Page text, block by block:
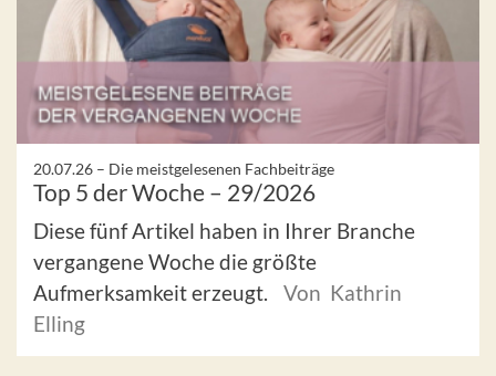
20.07.26 – Die meistgelesenen Fachbeiträge
Top 5 der Woche – 29/2026
Diese fünf Artikel haben in Ihrer Branche
vergangene Woche die größte
Aufmerksamkeit erzeugt.
Von Kathrin
Elling